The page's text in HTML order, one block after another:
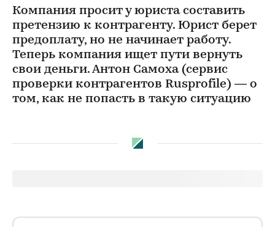
Компания просит у юриста составить
претензию к контрагенту. Юрист берет
предоплату, но не начинает работу.
Теперь компания ищет пути вернуть
свои деньги. Антон Самоха (сервис
проверки контрагентов Rusprofile) — о
том, как не попасть в такую ситуацию